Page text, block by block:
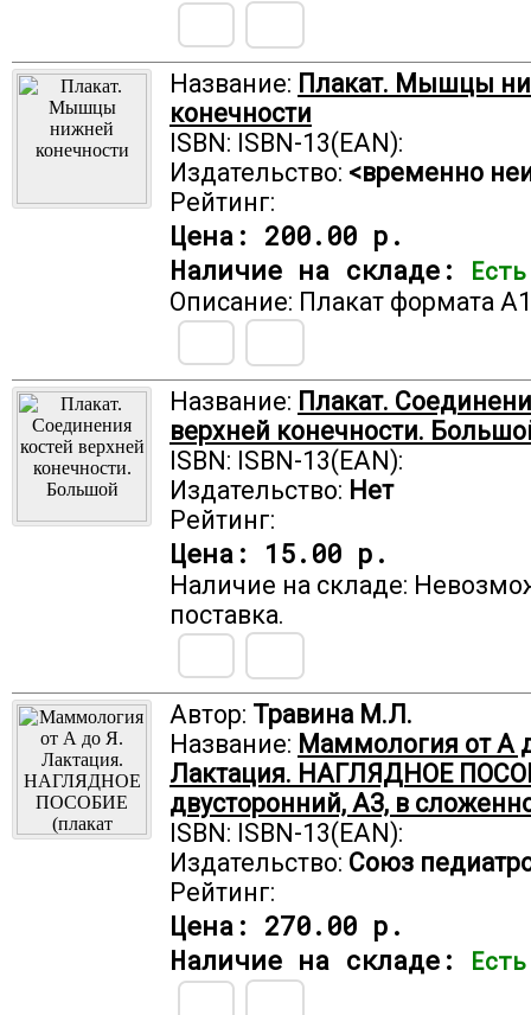
Название: Плакат. Мышцы
конечности
ISBN: ISBN-13(EAN):
Издательство: <временно
Рейтинг:
Цена: 200.00 р.
Наличие на складе:
Описание: Плакат формата
Название: Плакат.
верхней конечности.
ISBN: ISBN-13(EAN):
Издательство: Нет
Рейтинг:
Цена: 15.00 р.
Наличие на складе:
поставка.
Автор: Травина М.Л.
Название: Маммология от А
Лактация. НАГЛЯДНОЕ
двусторонний, АЗ, в
ISBN: ISBN-13(EAN):
Издательство: Союз
Рейтинг:
Цена: 270.00 р.
Наличие на складе: